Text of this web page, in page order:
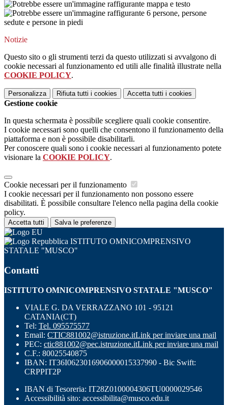
Notizie
Questo sito o gli strumenti terzi da questo utilizzati si avvalgono di
cookie necessari al funzionamento ed utili alle finalità illustrate nella
COOKIE POLICY.
Personalizza Rifiuta tutti i cookies Accetta tutti i cookies
Gestione cookie
In questa schermata è possibile scegliere quali cookie consentire.
I cookie necessari sono quelli che consentono il funzionamento della
piattaforma e non è possibile disabilitarli.
Per conoscere quali sono i cookie necessari al funzionamento potete
visionare la COOKIE POLICY.
Cookie necessari per il funzionamento
I cookie necessari per il funzionamento non possono essere
disabilitati. È possibile consultare l'elenco nella pagina della cookie
policy.
Accetta tutti Salva le preferenze
ISTITUTO OMNICOMPRENSIVO
STATALE "MUSCO"
Contatti
ISTITUTO OMNICOMPRENSIVO STATALE "MUSCO"
VIALE G. DA VERRAZZANO 101 - 95121
CATANIA(CT)
Tel: Tel. 095575577
Email: CTIC881002@istruzione.itLink per inviare una mail
PEC: ctic881002@pec.istruzione.itLink per inviare una mail
C.F.: 80025540875
IBAN: IT36I0623016906000015337990 - Bic Swift:
CRPPIT2P
IBAN di Tesoreria: IT28Z0100004306TU0000029546
Accessibilità sito: accessibilita@musco.edu.it